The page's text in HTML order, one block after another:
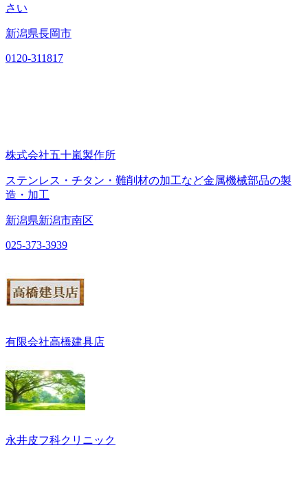
さい
新潟県長岡市
0120-311817
株式会社五十嵐製作所
ステンレス・チタン・難削材の加工など金属機械部品の製
造・加工
新潟県新潟市南区
025-373-3939
有限会社高橋建具店
永井皮フ科クリニック